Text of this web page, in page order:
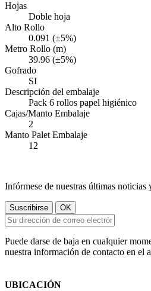
Hojas
Doble hoja
Alto Rollo
0.091 (±5%)
Metro Rollo (m)
39.96 (±5%)
Gofrado
SI
Descripción del embalaje
Pack 6 rollos papel higiénico
Cajas/Manto Embalaje
2
Manto Palet Embalaje
12
Infórmese de nuestras últimas noticias
Puede darse de baja en cualquier
nuestra información de contacto en el
UBICACIÓN